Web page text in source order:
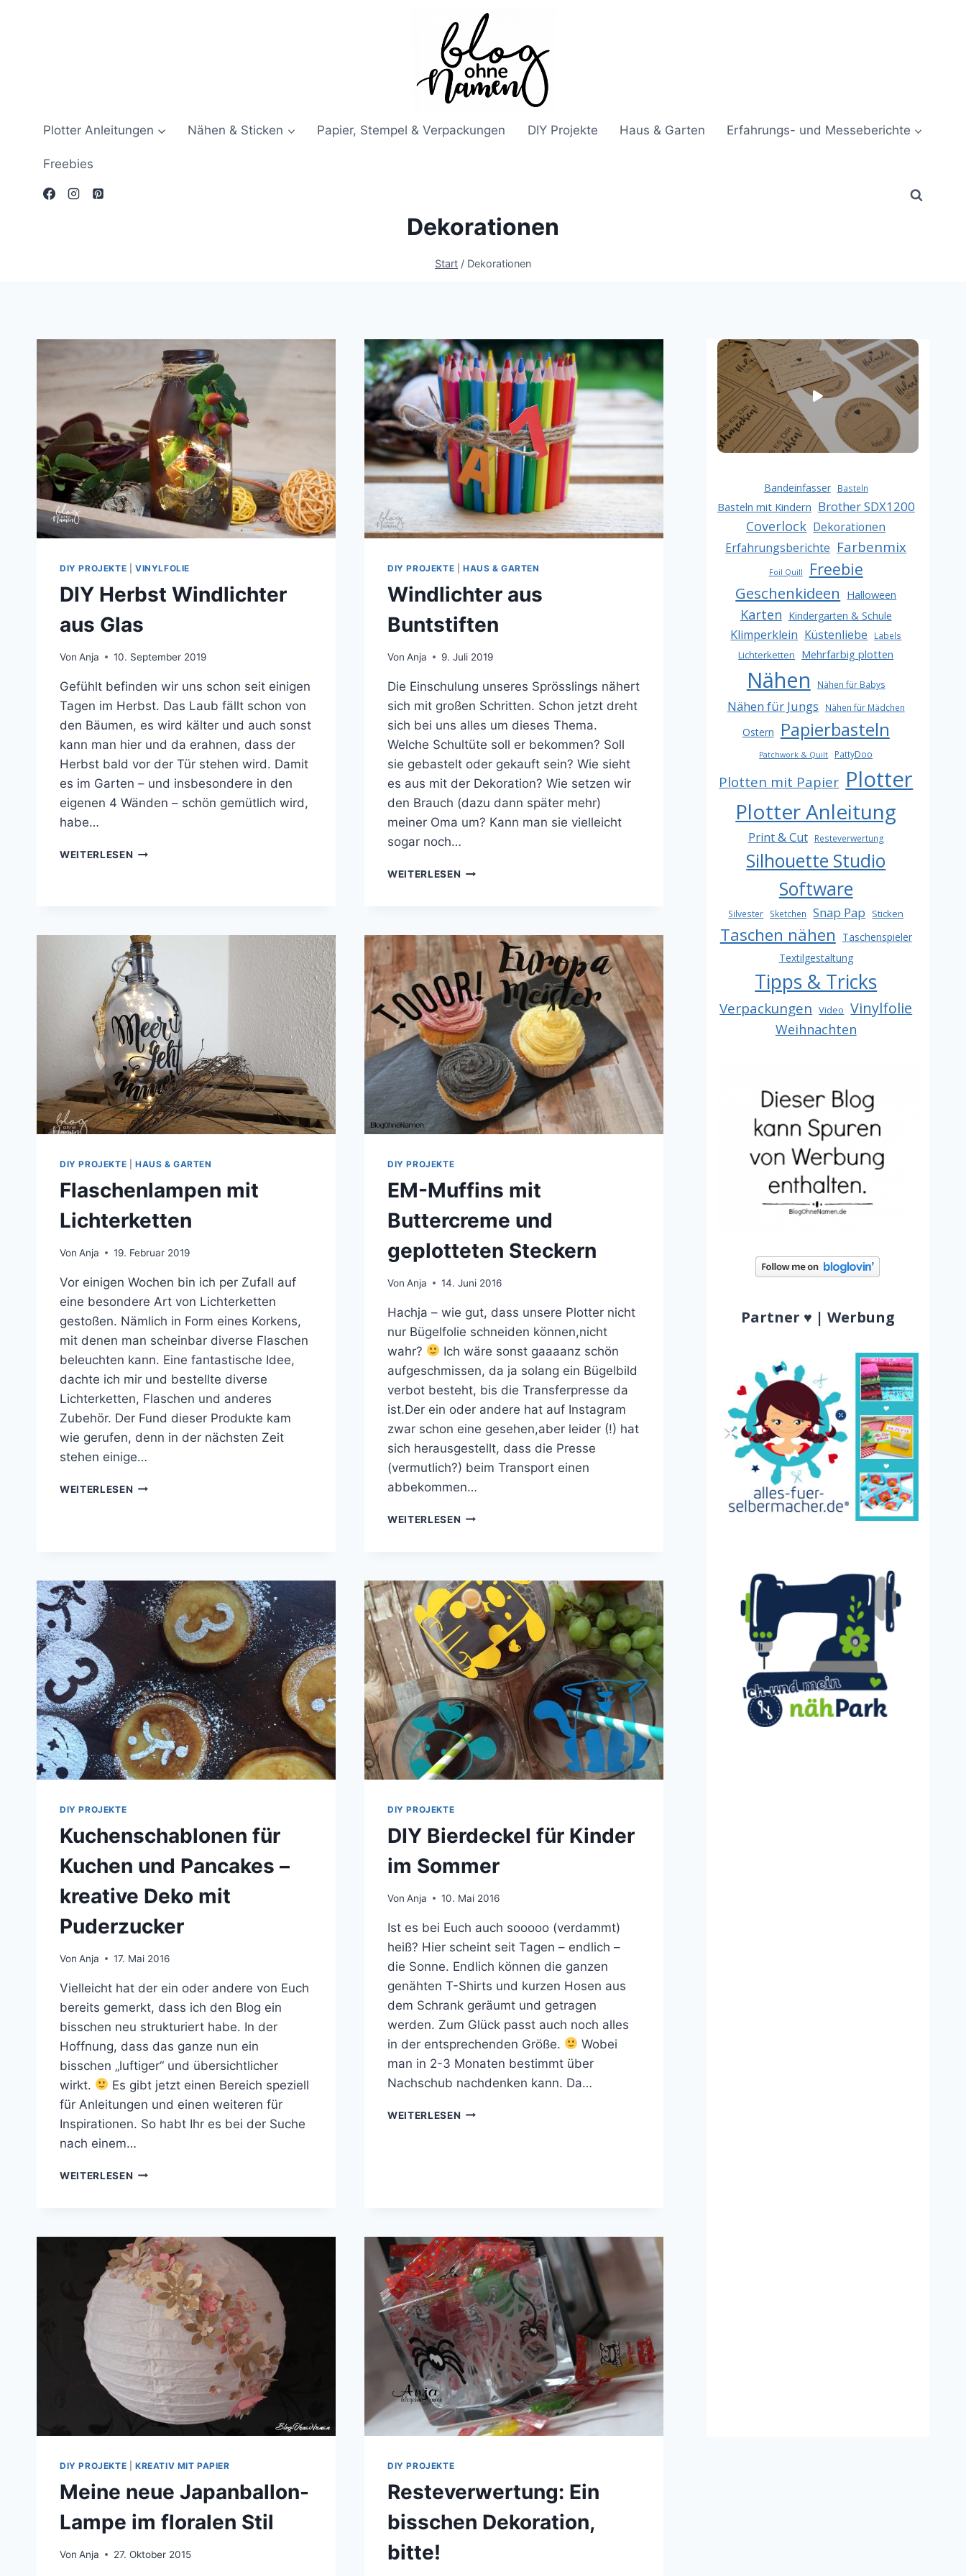
Plotter Anleitungen Nähen & Sticken Papier, Stempel & Verpackungen DIY Projekte Haus & Garten Erfahrungs- und Messeberichte
Freebies
Dekorationen
Start / Dekorationen
DIY PROJEKTE VINYLFOLIE
DIY Herbst Windlichter
aus Glas
Von Anja 10. September 2019
Gefühlt befinden wir uns schon seit einigen
Tagen im Herbst. Das Laub fällt schon von
den Bäumen, es wird kälter und auch sonst
kann man hier und da erahnen, dass der
Herbst bald vor der Tür stehen wird. Damit
es im Garten – und insbesondere in den
eigenen 4 Wänden – schön gemütlich wird,
habe…
WEITERLESEN DIY
DIY PROJEKTE HAUS & GARTEN
Windlichter aus
Buntstiften
Von Anja 9. Juli 2019
Die Einschulung unseres Sprösslings nähert
sich mit großen Schritten. Schon jetzt dreht
sich bei uns alles um dieses Thema.
Welche Schultüte soll er bekommen? Soll
sie gebastelt oder gekauft sein? Wie sieht
es aus mit der Dekoration? Wie setzen wir
den Brauch (dazu dann später mehr)
meiner Oma um? Kann man sie vielleicht
sogar noch…
WEITERLESEN WINDLICHTER
DIY PROJEKTE HAUS & GARTEN
Flaschenlampen mit
Lichterketten
Von Anja 19. Februar 2019
Vor einigen Wochen bin ich per Zufall auf
eine besondere Art von Lichterketten
gestoßen. Nämlich in Form eines Korkens,
mit denen man scheinbar diverse Flaschen
beleuchten kann. Eine fantastische Idee,
dachte ich mir und bestellte diverse
Lichterketten, Flaschen und anderes
Zubehör. Der Fund dieser Produkte kam
wie gerufen, denn in der nächsten Zeit
stehen einige…
WEITERLESEN FLASCHENLAMPEN
DIY PROJEKTE
EM-Muffins mit
Buttercreme und
geplotteten Steckern
Von Anja 14. Juni 2016
Hachja – wie gut, dass unsere Plotter nicht
nur Bügelfolie schneiden können,nicht
wahr?
Ich wäre sonst gaaaanz schön
aufgeschmissen, da ja solang ein Bügelbild
verbot besteht, bis die Transferpresse da
ist.Der ein oder andere hat auf Instagram
zwar schon eine gesehen,aber leider (!) hat
sich herausgestellt, dass die Presse
(vermutlich?) beim Transport einen
abbekommen…
WEITERLESEN EM-
GEPLOTTETEN
STECKERN
DIY PROJEKTE
Kuchenschablonen für
Kuchen und Pancakes –
kreative Deko mit
Puderzucker
Von Anja 17. Mai 2016
Vielleicht hat der ein oder andere von Euch
bereits gemerkt, dass ich den Blog ein
bisschen neu strukturiert habe. In der
Hoffnung, dass das ganze nun ein
bisschen „luftiger“ und übersichtlicher
wirkt.
Es gibt jetzt einen Bereich speziell
für Anleitungen und einen weiteren für
Inspirationen. So habt Ihr es bei der Suche
nach einem…
WEITERLESEN KUCHENSCHABLONEN
–
KREATIVE
DEKO
MIT
PUDERZUCKER
DIY PROJEKTE
DIY Bierdeckel für Kinder
im Sommer
Von Anja 10. Mai 2016
Ist es bei Euch auch sooooo (verdammt)
heiß? Hier scheint seit Tagen – endlich –
die Sonne. Endlich können die ganzen
genähten T-Shirts und kurzen Hosen aus
dem Schrank geräumt und getragen
werden. Zum Glück passt auch noch alles
in der entsprechenden Größe.
Wobei
man in 2-3 Monaten bestimmt über
Nachschub nachdenken kann. Da…
WEITERLESEN DIY
DIY PROJEKTE KREATIV MIT PAPIER
Meine neue Japanballon-
Lampe im floralen Stil
Von Anja 27. Oktober 2015
DIY PROJEKTE
Resteverwertung: Ein
bisschen Dekoration,
bitte!
Bandeinfasser Basteln
Basteln mit Kindern Brother SDX1200
Coverlock Dekorationen
Erfahrungsberichte Farbenmix
Foil Quill Freebie
Geschenkideen Halloween
Karten Kindergarten & Schule
Klimperklein Küstenliebe Labels
Lichterketten Mehrfarbig plotten
Nähen Nähen für Babys
Nähen für Jungs Nähen für Mädchen
Ostern Papierbasteln
Patchwork & Quilt PattyDoo
Plotten mit Papier Plotter
Plotter Anleitung
Print & Cut Resteverwertung
Silhouette Studio
Software
Silvester Sketchen Snap Pap Sticken
Taschen nähen
Taschenspieler
Textilgestaltung
Tipps & Tricks
Verpackungen Video Vinylfolie
Weihnachten
Partner ♥ | Werbung